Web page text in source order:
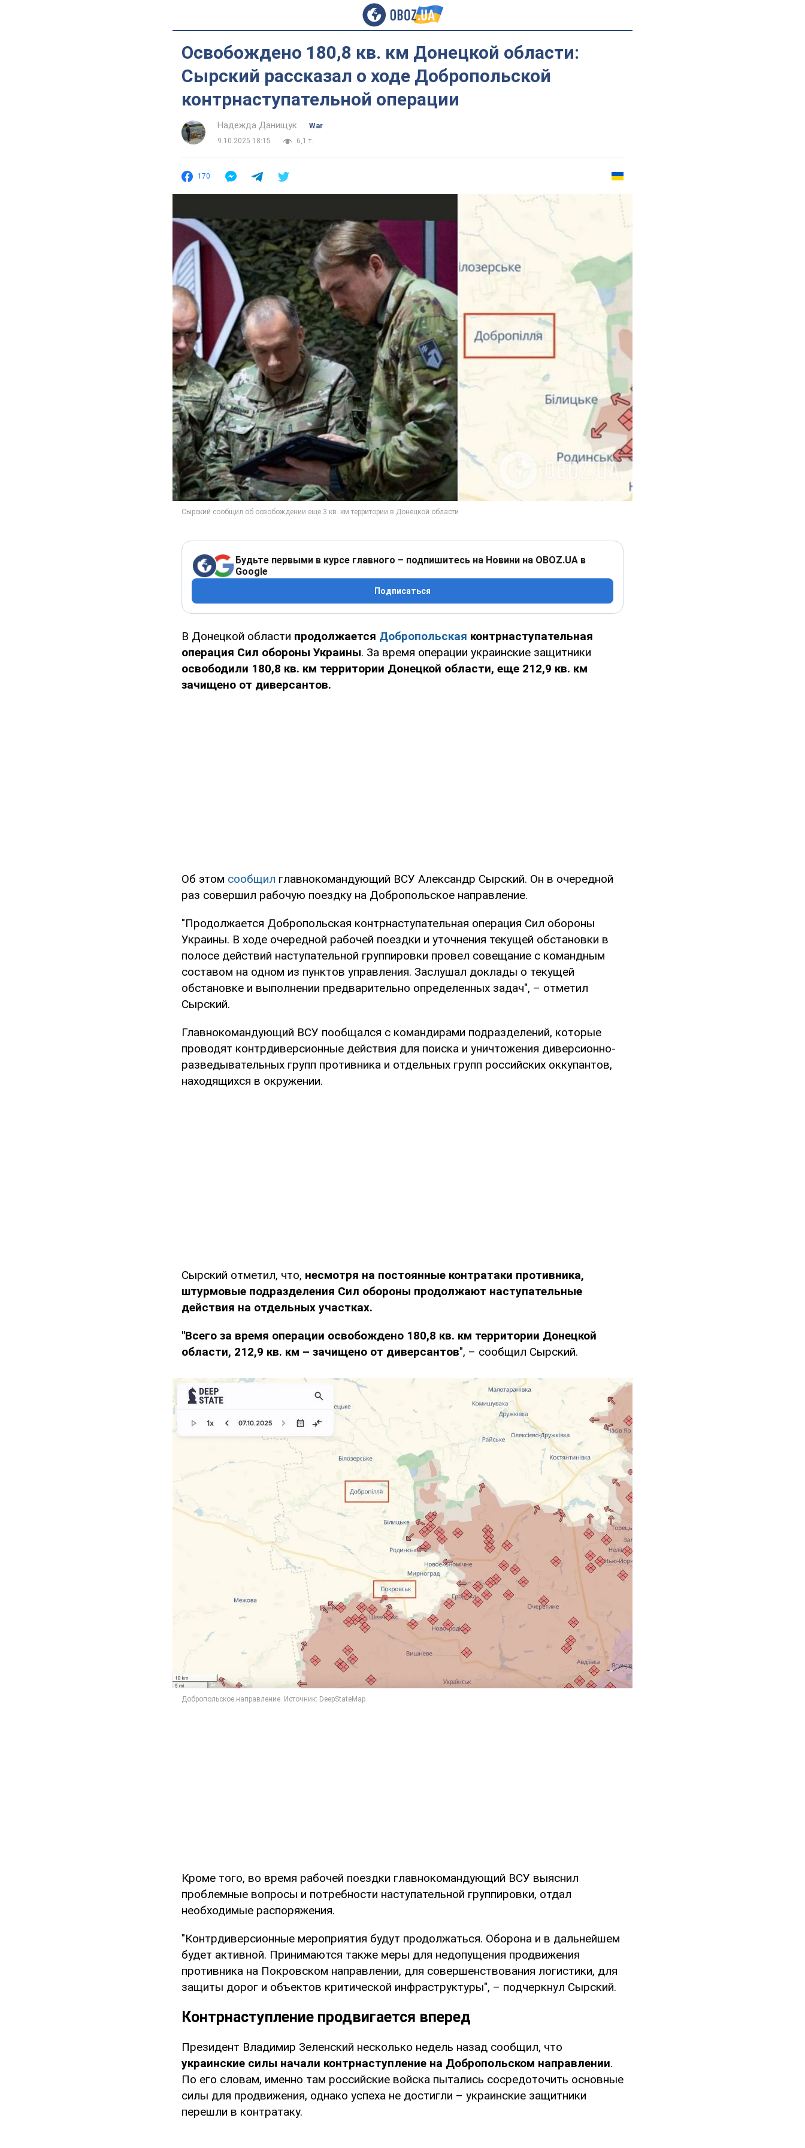
Освобождено 180,8 кв. км Донецкой области:
Сырский рассказал о ходе Добропольской
контрнаступательной операции
Надежда Данищук
War
9.10.2025 18:15
6,1 т.
170
Будьте первыми в курсе главного – подпишитесь на Новини на OBOZ.UA в
Google
Подписаться
В Донецкой области продолжается Добропольская контрнаступательная
операция Сил обороны Украины. За время операции украинские защитники
освободили 180,8 кв. км территории Донецкой области, еще 212,9 кв. км
зачищено от диверсантов.
Об этом сообщил главнокомандующий ВСУ Александр Сырский. Он в очередной
раз совершил рабочую поездку на Добропольское направление.
"Продолжается Добропольская контрнаступательная операция Сил обороны
Украины. В ходе очередной рабочей поездки и уточнения текущей обстановки в
полосе действий наступательной группировки провел совещание с командным
составом на одном из пунктов управления. Заслушал доклады о текущей
обстановке и выполнении предварительно определенных задач", – отметил
Сырский.
Главнокомандующий ВСУ пообщался с командирами подразделений, которые
проводят контрдиверсионные действия для поиска и уничтожения диверсионно-
разведывательных групп противника и отдельных групп российских оккупантов,
находящихся в окружении.
Сырский отметил, что, несмотря на постоянные контратаки противника,
штурмовые подразделения Сил обороны продолжают наступательные
действия на отдельных участках.
"Всего за время операции освобождено 180,8 кв. км территории Донецкой
области, 212,9 кв. км – зачищено от диверсантов", – сообщил Сырский.
Кроме того, во время рабочей поездки главнокомандующий ВСУ выяснил
проблемные вопросы и потребности наступательной группировки, отдал
необходимые распоряжения.
"Контрдиверсионные мероприятия будут продолжаться. Оборона и в дальнейшем
будет активной. Принимаются также меры для недопущения продвижения
противника на Покровском направлении, для совершенствования логистики, для
защиты дорог и объектов критической инфраструктуры", – подчеркнул Сырский.
Контрнаступление продвигается вперед
Президент Владимир Зеленский несколько недель назад сообщил, что
украинские силы начали контрнаступление на Добропольском направлении.
По его словам, именно там российские войска пытались сосредоточить основные
силы для продвижения, однако успеха не достигли – украинские защитники
перешли в контратаку.